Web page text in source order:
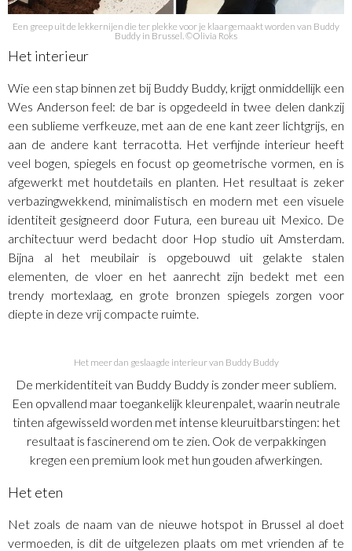
Een greep uit de lekkernijen die ter plekke voor je klaargemaakt worden van Buddy
Buddy in Brussel. ©Olivia Roks
Het interieur
Wie een stap binnen zet bij Buddy Buddy, krijgt onmiddellijk een
Wes Anderson feel: de bar is opgedeeld in twee delen dankzij
een sublieme verfkeuze, met aan de ene kant zeer lichtgrijs, en
aan de andere kant terracotta. Het verfijnde interieur heeft
veel bogen, spiegels en focust op geometrische vormen, en is
afgewerkt met houtdetails en planten. Het resultaat is zeker
verbazingwekkend, minimalistisch en modern met een visuele
identiteit gesigneerd door Futura, een bureau uit Mexico. De
architectuur werd bedacht door Hop studio uit Amsterdam.
Bijna al het meubilair is opgebouwd uit gelakte stalen
elementen, de vloer en het aanrecht zijn bedekt met een
trendy mortexlaag, en grote bronzen spiegels zorgen voor
diepte in deze vrij compacte ruimte.
Het meer dan geslaagde interieur van Buddy Buddy
De merkidentiteit van Buddy Buddy is zonder meer subliem.
Een opvallend maar toegankelijk kleurenpalet, waarin neutrale
tinten afgewisseld worden met intense kleuruitbarstingen: het
resultaat is fascinerend om te zien. Ook de verpakkingen
kregen een premium look met hun gouden afwerkingen.
Het eten
Net zoals de naam van de nieuwe hotspot in Brussel al doet
vermoeden, is dit de uitgelezen plaats om met vrienden af te